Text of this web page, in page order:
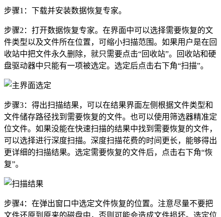
步骤1：下载并安装数据恢复专家。
步骤2：打开数据恢复专家。在界面中可以选择需要恢复的文
件类型以及文件所在位置，可缩小扫描范围。如果用户是在回
收站中把文件永久删除，就只需要点击“回收站”。回收站和硬
盘驱动器中只能有一项被选定。选定后点击右下角“扫描”。
步骤3：得出扫描结果，可以在结果界面左侧根据文件类型和
文件储存路径找到需要恢复的文件。也可以使用筛选器精准定
位文件。如果没能在快速扫描的结果中找到需要恢复的文件，
可以选择进行深度扫描。深度扫描花费的时间更长，能够得出
更详细的扫描结果。选定需要恢复的文件后，点击右下角“恢
复”。
步骤4：在弹出窗口中选定文件恢复的位置。注意尽量不要把
文件还原到原来的磁盘中，否则可能会造成文件损坏。选定位